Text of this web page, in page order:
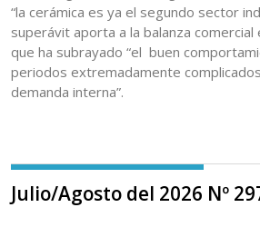
“la cerámica es ya el segundo sector
superávit aporta a la balanza comercial
que ha subrayado “el buen
periodos extremadamente
demanda interna”.
Julio/Agosto del 2026 Nº